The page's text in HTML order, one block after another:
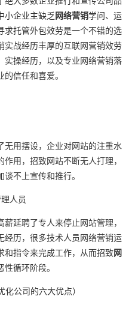
小企业主缺乏网络营销学问、运
求托管外包效劳是一个不错的选
实战经历丰厚的互联网营销效劳
实操经历，以及专业网络营销落
信任和喜爱。
用摆设，企业对网站的注重水
用，招致网站不断无人打理，
不上宣传和推行。
人员
延聘了专人来停止网站管理，
经历，很多技术人员网络营销运
和指令来完成工作，从而招致网
循环阶段。
化公司的六大优点）